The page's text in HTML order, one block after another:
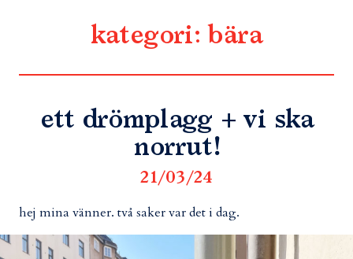
kategori: bära
ett drömplagg + vi ska
norrut!
21/03/24
hej mina vänner. två saker var det i dag.